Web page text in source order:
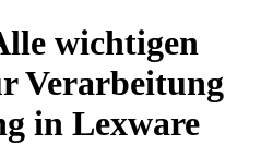
wichtigen
Verarbeitung
in Lexware